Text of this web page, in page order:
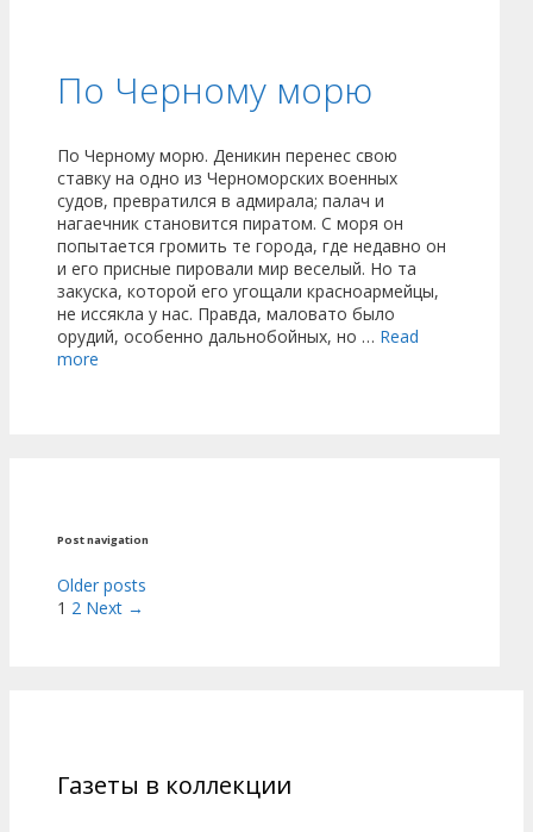
По Черному морю
По Черному морю. Деникин перенес свою
ставку на одно из Черноморских военных
судов, превратился в адмирала; палач и
нагаечник становится пиратом. С моря он
попытается громить те города, где недавно он
и его присные пировали мир веселый. Но та
закуска, которой его угощали красноармейцы,
не иссякла у нас. Правда, маловато было
орудий, особенно дальнобойных, но … Read
more
Post navigation
Older posts
1 2 Next →
Газеты в коллекции